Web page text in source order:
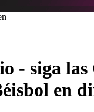
- siga las
en